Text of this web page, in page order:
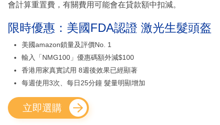
會計算重置費，有關費用可能會在貸款額中扣減。
限時優惠：美國FDA認證 激光生髮頭盔
美國amazon鎖量及評價No. 1
輸入「NMG100」優惠碼額外減$100
香港用家真實試用 8週後效果已經顯著
每週使用3次、每日25分鐘 髮量明顯增加
立即選購